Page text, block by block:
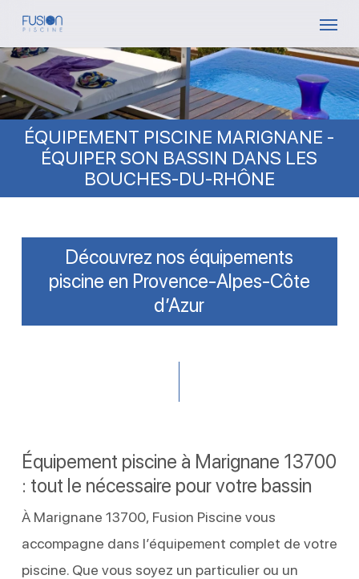
Skip
main
content
ÉQUIPEMENT PISCINE MARIGNANE -
ÉQUIPER SON BASSIN DANS LES
BOUCHES-DU-RHÔNE
Découvrez nos équipements
piscine en Provence-Alpes-Côte
d’Azur
Équipement piscine à Marignane 13700
: tout le nécessaire pour votre bassin
À Marignane 13700, Fusion Piscine vous
accompagne dans l’équipement complet de votre
piscine. Que vous soyez un particulier ou un